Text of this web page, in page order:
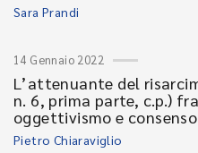
Sara Prandi
14 Gennaio 2022
L’attenuante del
n. 6, prima parte, c.p.)
oggettivismo e
Pietro Chiaraviglio